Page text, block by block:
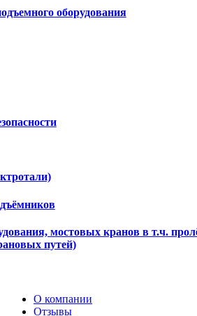
оборудования
мостовых кранов в т.ч.
путей)
О компании
Отзывы